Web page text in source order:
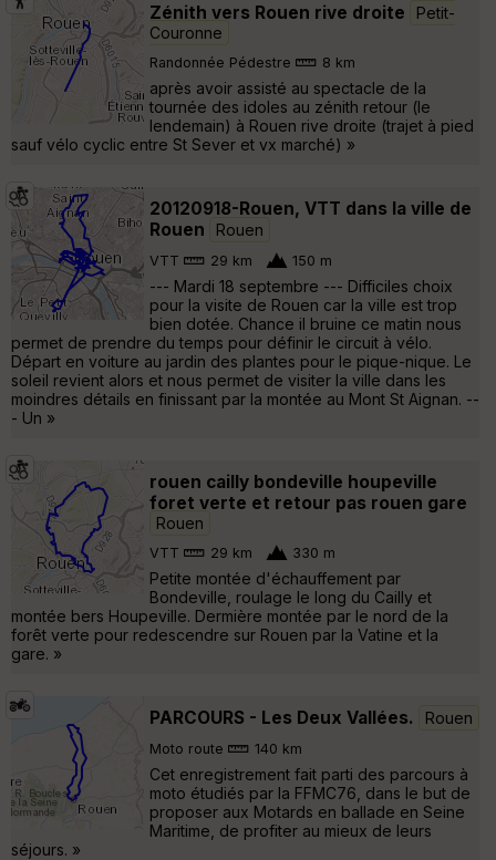
Zénith vers Rouen rive droite
Petit-
Couronne
Randonnée Pédestre 8 km
après avoir assisté au spectacle de la
tournée des idoles au zénith retour (le
lendemain) à Rouen rive droite (trajet à pied
sauf vélo cyclic entre St Sever et vx marché) »
20120918-Rouen, VTT dans la ville de
Rouen
Rouen
VTT 29 km 150 m
--- Mardi 18 septembre --- Difficiles choix
pour la visite de Rouen car la ville est trop
bien dotée. Chance il bruine ce matin nous
permet de prendre du temps pour définir le circuit à vélo.
Départ en voiture au jardin des plantes pour le pique-nique. Le
soleil revient alors et nous permet de visiter la ville dans les
moindres détails en finissant par la montée au Mont St Aignan. --
- Un »
rouen cailly bondeville houpeville
foret verte et retour pas rouen gare
Rouen
VTT 29 km 330 m
Petite montée d'échauffement par
Bondeville, roulage le long du Cailly et
montée bers Houpeville. Dermière montée par le nord de la
forêt verte pour redescendre sur Rouen par la Vatine et la
gare. »
PARCOURS - Les Deux Vallées. Rouen
Moto route 140 km
Cet enregistrement fait parti des parcours à
moto étudiés par la FFMC76, dans le but de
proposer aux Motards en ballade en Seine
Maritime, de profiter au mieux de leurs
séjours. »